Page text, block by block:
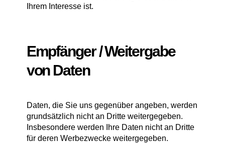
Ihrem Interesse ist.
Empfänger / Weitergabe
von Daten
Daten, die Sie uns gegenüber angeben, werden
grundsätzlich nicht an Dritte weitergegeben.
Insbesondere werden Ihre Daten nicht an Dritte
für deren Werbezwecke weitergegeben.